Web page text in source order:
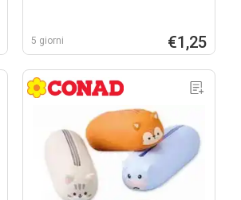
5 giorni €1,25